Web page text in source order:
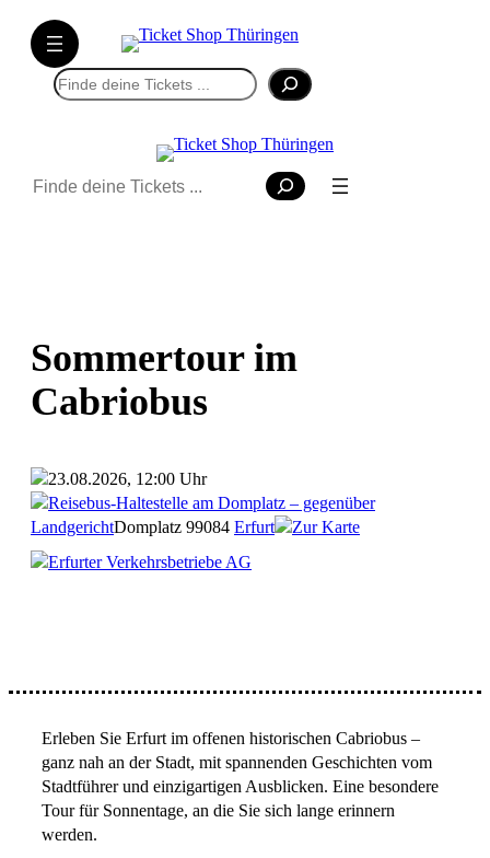
Suchen
Suchen
Sommertour im
Cabriobus
23.08.2026, 12:00 Uhr
Reisebus-Haltestelle am Domplatz – gegenüber
LandgerichtDomplatz 99084 Erfurt
Zur Karte
Erfurter Verkehrsbetriebe AG
Erleben Sie Erfurt im offenen historischen Cabriobus –
ganz nah an der Stadt, mit spannenden Geschichten vom
Stadtführer und einzigartigen Ausblicken. Eine besondere
Tour für Sonnentage, an die Sie sich lange erinnern
werden.